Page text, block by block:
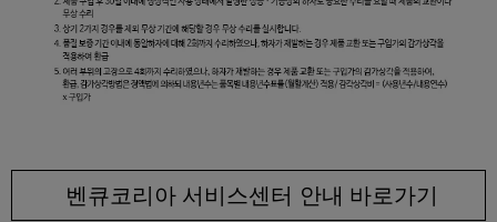
벤큐코리아 서비스센터 안내 바로가기